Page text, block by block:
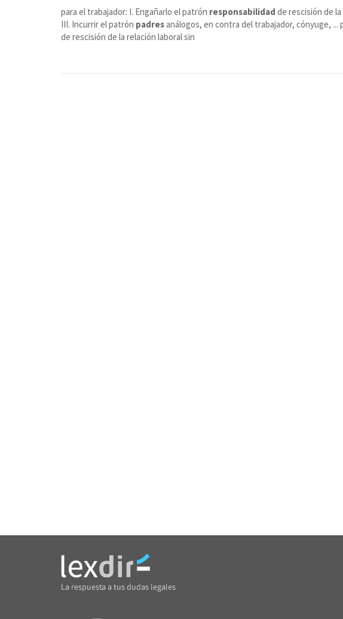
para el trabajador: I. Engañarlo el patrón responsabilidad de rescisión de
III. Incurrir el patrón padresanálogos, en contra del trabajador, cónyuge, ...
de rescisión de la relación laboral sin